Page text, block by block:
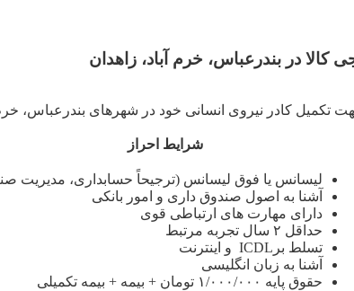
در بندرعباس، خرم آباد، زاهدان
تکمیل کادر نیروی انسانی خود در شهرهای بندرعباس،
شرایط احراز
لیسانس یا فوق لیسانس (ترجیحاً حسابداری، مدیریت
آشنا به اصول صندوق داری و امور بانکی
دارای مهارت های ارتباطی قوی
حداقل ۲ سال تجربه مرتبط
تسلط برICDL و اینترنت
آشنا به زبان انگلیسی
حقوق پایه ۱/۰۰۰/۰۰۰ تومان + بیمه + بیمه تکمیلی